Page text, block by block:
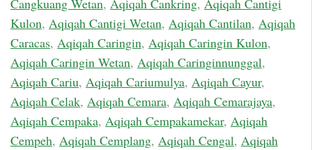
Cangkuang Wetan, Aqiqah Cankring, Aqiqah Cantigi
Kulon, Aqiqah Cantigi Wetan, Aqiqah Cantilan, Aqiqah
Caracas, Aqiqah Caringin, Aqiqah Caringin Kulon,
Aqiqah Caringin Wetan, Aqiqah Caringinnunggal,
Aqiqah Cariu, Aqiqah Cariumulya, Aqiqah Cayur,
Aqiqah Celak, Aqiqah Cemara, Aqiqah Cemarajaya,
Aqiqah Cempaka, Aqiqah Cempakamekar, Aqiqah
Cempeh, Aqiqah Cemplang, Aqiqah Cengal, Aqiqah